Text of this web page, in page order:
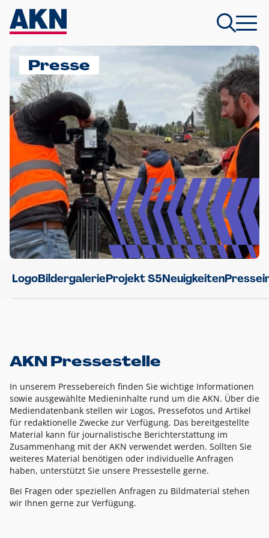
Presse
LogoBildergalerieProjekt S5Neuigkeiten
AKN Pressestelle
In unserem Pressebereich finden Sie wichtige Informationen
sowie ausgewählte Medieninhalte rund um die AKN. Über die
Mediendatenbank stellen wir Logos, Pressefotos und Artikel
für redaktionelle Zwecke zur Verfügung. Das bereitgestellte
Material kann für journalistische Berichterstattung im
Zusammenhang mit der AKN verwendet werden. Sollten Sie
weiteres Material benötigen oder individuelle Anfragen
haben, unterstützt Sie unsere Pressestelle gerne.
Bei Fragen oder speziellen Anfragen zu Bildmaterial stehen
wir Ihnen gerne zur Verfügung.